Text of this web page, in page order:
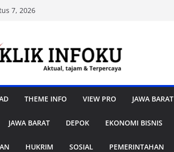
7, 2026
THEME INFO VIEW PRO JAWA BARAT
JAWA BARAT DEPOK EKONOMI BISNIS
HUKRIM SOSIAL PEMERINTAHAN